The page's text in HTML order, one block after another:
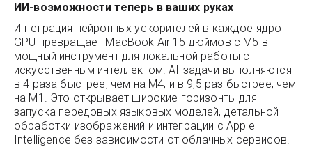
ИИ-возможности теперь в ваших руках
Интеграция нейронных ускорителей в каждое ядро
GPU превращает MacBook Air 15 дюймов с M5 в
мощный инструмент для локальной работы с
искусственным интеллектом. AI-задачи выполняются
в 4 раза быстрее, чем на M4, и в 9,5 раз быстрее, чем
на M1. Это открывает широкие горизонты для
запуска передовых языковых моделей, детальной
обработки изображений и интеграции с Apple
Intelligence без зависимости от облачных сервисов.